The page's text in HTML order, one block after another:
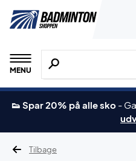
MENU
Søg efter
👟 Spar 20% på alle sko -
Tilbage